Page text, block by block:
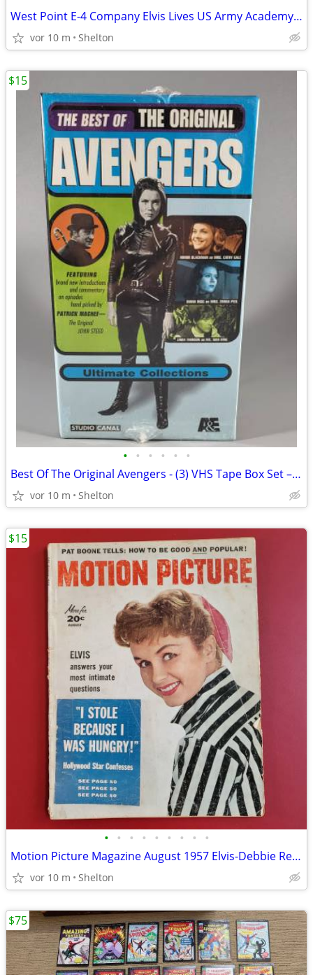
West Point E-4 Company Elvis Lives US Army Academy Jacket Patch
vor 10 m Shelton
• • • • • •
Best Of The Original Avengers - (3) VHS Tape Box Set – Sealed
vor 10 m Shelton
$15
• • • • • • • • •
Motion Picture Magazine August 1957 Elvis-Debbie Reynolds-Monroe
vor 10 m Shelton
$15
$75